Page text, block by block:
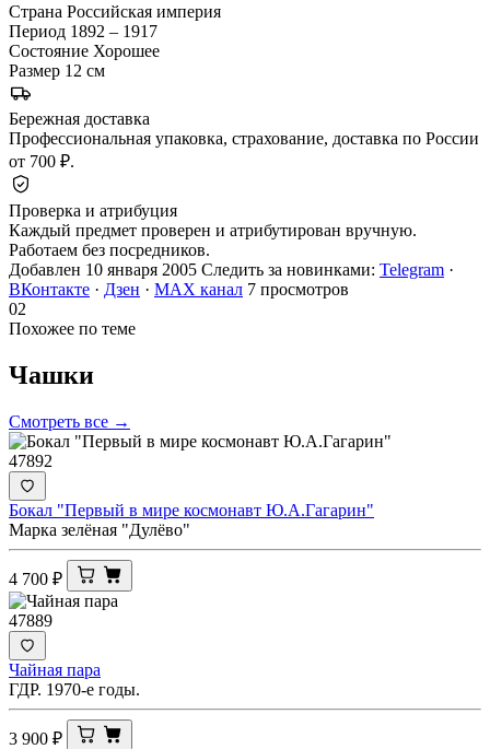
Страна Российская империя
Период 1892 – 1917
Состояние Хорошее
Размер 12 см
Бережная доставка
Профессиональная упаковка, страхование, доставка по России
от 700 ₽.
Проверка и атрибуция
Каждый предмет проверен и атрибутирован вручную.
Работаем без посредников.
Добавлен 10 января 2005 Следить за новинками: Telegram ·
ВКонтакте · Дзен · MAX канал 7 просмотров
02
Похожее по теме
Чашки
Смотреть все →
47892
Бокал "Первый в мире космонавт Ю.А.Гагарин"
Марка зелёная "Дулёво"
4 700 ₽
47889
Чайная пара
ГДР. 1970-е годы.
3 900 ₽